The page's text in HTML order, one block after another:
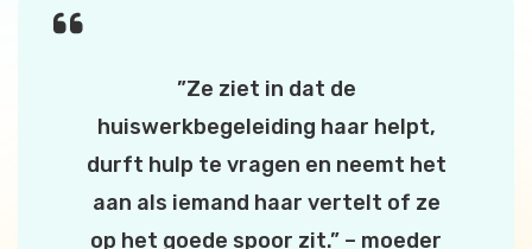
”Ze ziet in dat de
huiswerkbegeleiding haar helpt,
durft hulp te vragen en neemt het
aan als iemand haar vertelt of ze
op het goede spoor zit.” – moeder